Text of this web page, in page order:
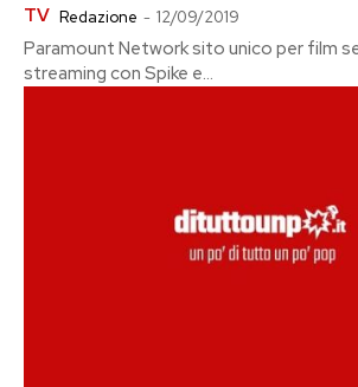
TV Redazione - 12/09/2019
Paramount Network sito unico per film
streaming con Spike e...